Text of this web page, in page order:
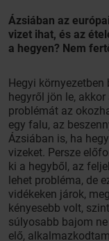
Ázsiában az
vizet ihat, és az
a hegyen? Nem
Hegyi
hegyről jön le,
problémát az
egy falu, az
Ázsiában is, ha
vizeket. Persze
ki a hegyből, az
lehet probléma, de
vidékeken járok,
kényesebb volt,
súlyosabb bajom
elő,